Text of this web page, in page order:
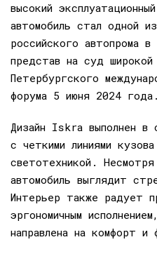
высокий
автомобиль стал одной
российского автопрома
представ на суд широкой
Петербургского
форума 5 июня 2024 года.
Дизайн Iskra выполнен в
с четкими линиями
светотехникой.
автомобиль выглядит
Интерьер также радует
эргономичным
направлена на комфорт и